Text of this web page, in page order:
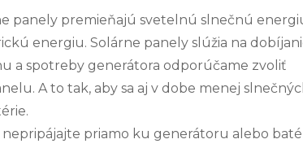
panely premieňajú svetelnú slnečnú
energiu. Solárne panely slúžia na
a spotreby generátora odporúčame zvoliť
A to tak, aby sa aj v dobe menej
priamo ku generátoru alebo